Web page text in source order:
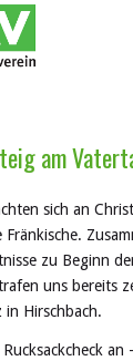
am
sich an
Fränkische.
zu Beginn
uns bereits
in Hirschbach.
an